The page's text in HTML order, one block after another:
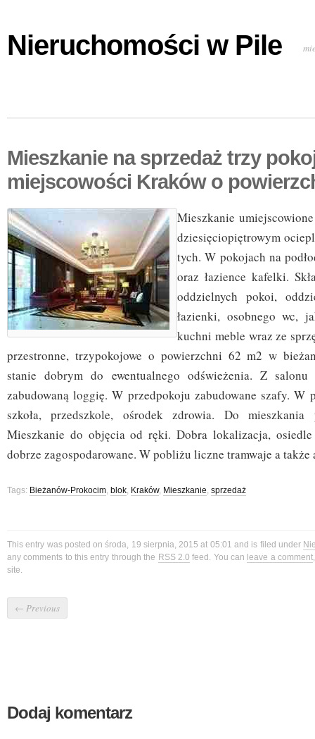
Nieruchomości w Pile
Mieszkanie na sprzedaż trzy
miejscowości Kraków o
Mieszkanie
dziesięciopiętrowym
tych. W pokojach na
oraz łazience kafelki.
oddzielnych pokoi,
łazienki, osobnego wc,
kuchni meble wraz ze
przestronne, trzypokojowe o powierzchni 62 m2 w
stanie dobrym do ewentualnego odświeżenia. Z salonu
zabudowaną loggię. W przedpokoju zabudowane szafy. W
szkoła, przedszkole, ośrodek zdrowia. Do mieszkania
Mieszkanie do objęcia od ręki. Dobra lokalizacja,
dobrze zagospodarowane. W pobliżu liczne tramwaje a także
Tags: Bieżanów-Prokocim, blok, Kraków, Mieszkanie, sprzedaż
This entry was posted on środa, 19 sierpnia, 2015 at 05:01 and is filed under
any comments to this entry through the RSS 2.0 feed. You can leave a comment
site.
← Previous
Dodaj komentarz